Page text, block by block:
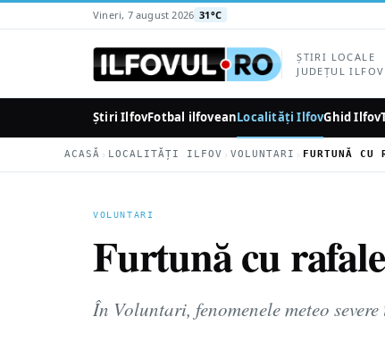
Vineri, 7 august 2026 31°C
ȘTIRI LOCALE
JUDEȚUL ILFOV
Știri IlfovFotbal ilfoveanLocalități IlfovGhid Ilfov
ACASĂ › LOCALITĂȚI ILFOV › VOLUNTARI ›
VOLUNTARI
Furtună cu
În Voluntari, fenomenele meteo